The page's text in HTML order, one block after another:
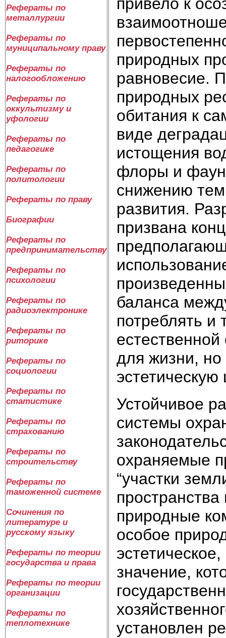
Рефераты по
металлургии
Рефераты по
муниципальному праву
Рефераты по
налогообложению
Рефераты по
оккультизму и
уфологии
Рефераты по
педагогике
Рефераты по
политологии
Рефераты по праву
Биографии
Рефераты по
предпринимательству
Рефераты по
психологии
Рефераты по
радиоэлектронике
Рефераты по
риторике
Рефераты по
социологии
Рефераты по
статистике
Рефераты по
страхованию
Рефераты по
строительству
Рефераты по
таможенной системе
Сочинения по
литературе и
русскому языку
Рефераты по теории
государства и права
Рефераты по теории
организации
Рефераты по
теплотехнике
природных
равновесие.
природных
обитания к
виде
истощения
флоры и
снижению
развития.
призвана
баланса
потреблять и
для жизни, но
Устойчивое
системы
охраняемые
“участки
природные
особое
значение,
установлен